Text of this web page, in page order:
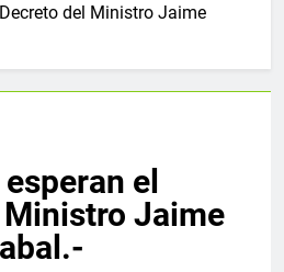
del Ministro Jaime
el
Jaime